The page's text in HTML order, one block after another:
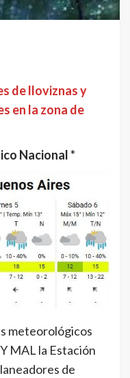
de lloviznas y
en la zona de
Nacional *
meteorológicos
MAL la Estación
de